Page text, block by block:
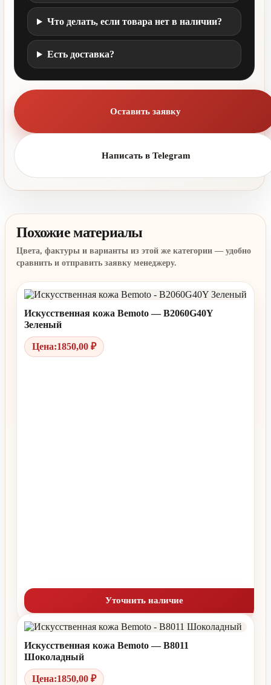
Что делать, если товара нет в наличии?
Есть доставка?
Оставить заявку
Написать в Telegram
Похожие материалы
Искусственная кожа Bemoto — B2060G40Y
Зеленый
Цена:1850,00 ₽
Уточнить наличие
Искусственная кожа Bemoto — B8011
Шоколадный
Цена:1850,00 ₽